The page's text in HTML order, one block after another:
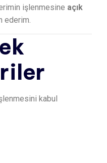
işlenmesine açık
ederim.
kabul